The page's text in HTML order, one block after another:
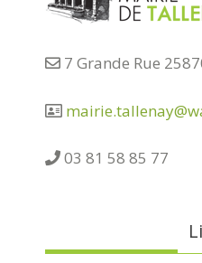
7 Grande Rue
03 81 58 85 77